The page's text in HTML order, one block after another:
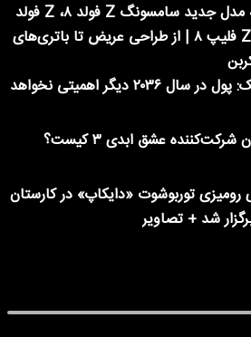
معرفی سه مدل جدید سامسونگ Z فولد ۸، Z فولد
۸ اولترا و Z فلیپ ۸ | از طراحی عریض تا باتری‌های
ایلان ماسک: پول در سال ۲۰۳۶ دیگر اهمیتی نخواهد
شرکت‌کننده عشق ابدی ۳ کیست؟
رومیزی توربوشوت «دایکاپ» در کارستان
شد + تصاویر